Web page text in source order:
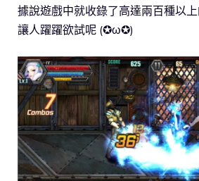
據說遊戲中就收錄了高達兩百種以
讓人躍躍欲試呢 (✪ω✪)